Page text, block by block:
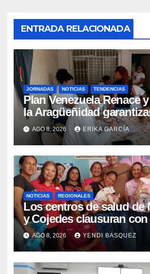
ENTRADA RELACIONADA
JORNADAS NOTICIAS TENDENCIAS
Plan Venezuela Renace
la Aragüeñidad
atención médica integral
Aragua
AGO 8, 2026 ERIKA GARCÍA
NOTICIAS REGIONALES
Los centros de salud de
y Cojedes clausuran
Semana Mundial de la
Materna
AGO 8, 2026 YENDI BASQUEZ